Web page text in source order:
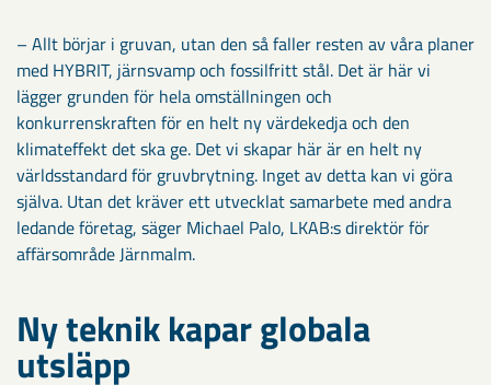
– Allt börjar i gruvan, utan den så faller resten av våra planer
med HYBRIT, järnsvamp och fossilfritt stål. Det är här vi
lägger grunden för hela omställningen och
konkurrenskraften för en helt ny värdekedja och den
klimateffekt det ska ge. Det vi skapar här är en helt ny
världsstandard för gruvbrytning. Inget av detta kan vi göra
själva. Utan det kräver ett utvecklat samarbete med andra
ledande företag, säger Michael Palo, LKAB:s direktör för
affärsområde Järnmalm.
Ny teknik kapar globala
utsläpp